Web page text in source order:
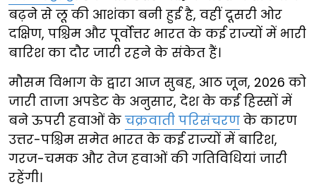
बढ़ने से लू की आशंका बनी हुई है, वहीं दूसरी ओर
दक्षिण, पश्चिम और पूर्वोत्तर भारत के कई राज्यों में भारी
बारिश का दौर जारी रहने के संकेत हैं।
मौसम विभाग के द्वारा आज सुबह, आठ जून, 2026 को
जारी ताजा अपडेट के अनुसार, देश के कई हिस्सों में
बने ऊपरी हवाओं के चक्रवाती परिसंचरण के कारण
उत्तर-पश्चिम समेत भारत के कई राज्यों में बारिश,
गरज-चमक और तेज हवाओं की गतिविधियां जारी
रहेंगी।